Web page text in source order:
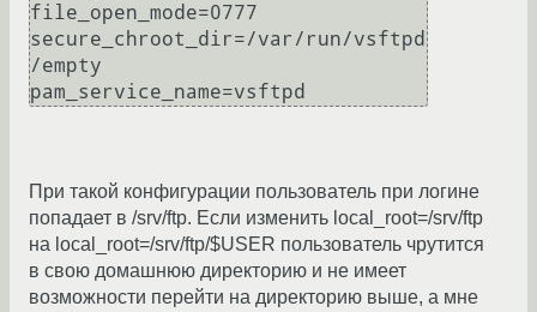
file_open_mode=0777
secure_chroot_dir=/var/run/vsftpd
/empty
При такой конфигурации пользователь при логине
попадает в /srv/ftp. Если изменить local_root=/srv/ftp
на local_root=/srv/ftp/$USER пользователь чрутится
в свою домашнюю директорию и не имеет
возможности перейти на директорию выше, а мне